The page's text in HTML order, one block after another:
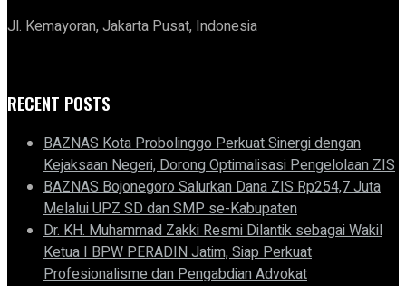
Jl. Kemayoran, Jakarta Pusat, Indonesia
RECENT POSTS
BAZNAS Kota Probolinggo Perkuat Sinergi dengan
Kejaksaan Negeri, Dorong Optimalisasi Pengelolaan ZIS
BAZNAS Bojonegoro Salurkan Dana ZIS Rp254,7 Juta
Melalui UPZ SD dan SMP se-Kabupaten
Dr. KH. Muhammad Zakki Resmi Dilantik sebagai Wakil
Ketua I BPW PERADIN Jatim, Siap Perkuat
Profesionalisme dan Pengabdian Advokat